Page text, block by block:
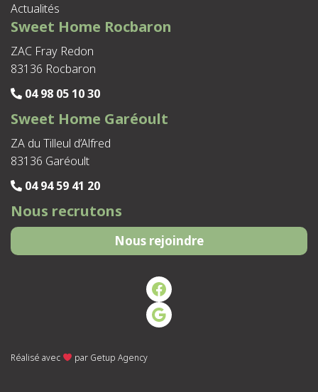
Actualités
Sweet Home Rocbaron
ZAC Fray Redon
83136 Rocbaron
04 98 05 10 30
Sweet Home Garéoult
ZA du Tilleul d’Alfred
83136 Garéoult
04 94 59 41 20
Nous recrutons
Nous rejoindre
Facebook
Google
Réalisé avec par Getup Agency